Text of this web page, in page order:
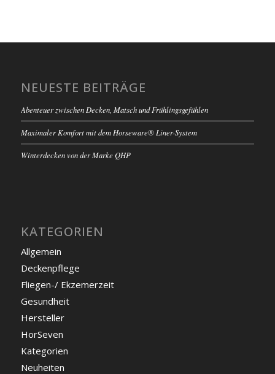
NEUESTE BEITRÄGE
Abenteuer zwischen Decken, Matsch und Frühlingsgefühlen
Maximaler Komfort mit dem Horseware® Liner-System
Winterdecken von der Marke QHP
KATEGORIEN
Allgemein
Deckenpflege
Fliegen-/ Ekzemerzeit
Gesundheit
Hersteller
HorSeven
Kategorien
Neuheiten